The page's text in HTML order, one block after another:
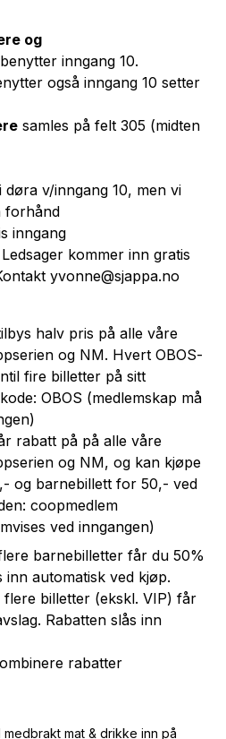
og
benytter inngang 10.
også inngang 10 setter
samles på felt 305 (midten
døra v/inngang 10, men vi
forhånd
inngang
Ledsager kommer inn gratis
yvonne@sjappa.no
halv pris på alle våre
og NM. Hvert OBOS-
fire billetter på sitt
OBOS (medlemskap må
rabatt på på alle våre
og NM, og kan kjøpe
og barnebillett for 50,- ved
coopmedlem
ved inngangen)
barnebilletter får du 50%
inn automatisk ved kjøp.
billetter (ekskl. VIP) får
Rabatten slås inn
rabatter
mat & drikke inn på